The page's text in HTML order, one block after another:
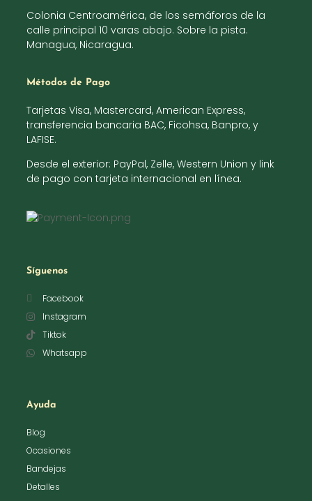
Colonia Centroamérica, de los semáforos de la
calle principal 10 varas abajo. Sobre la pista.
Managua, Nicaragua.
Métodos de Pago
Tarjetas Visa, Mastercard, American Express,
transferencia bancaria BAC, Ficohsa, Banpro, y
LAFISE.
Desde el exterior: PayPal, Zelle, Western Union y link
de pago con tarjeta internacional en línea.
Síguenos
Facebook
Instagram
Tiktok
Whatsapp
Ayuda
Blog
Ocasiones
Bandejas
Detalles